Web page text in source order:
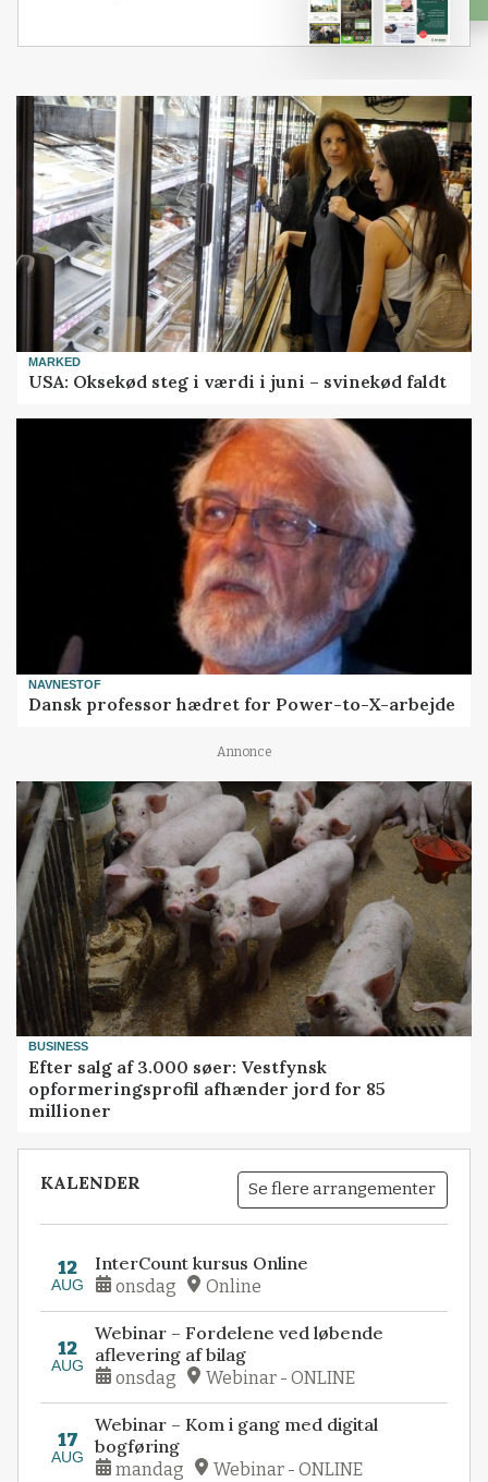
MARKED
USA: Oksekød steg i værdi i juni – svinekød faldt
NAVNESTOF
Dansk professor hædret for Power-to-X-arbejde
Annonce
BUSINESS
Efter salg af 3.000 søer: Vestfynsk
opformeringsprofil afhænder jord for 85
millioner
KALENDER Se flere arrangementer
12
AUG
InterCount kursus Online
onsdag Online
12
AUG
Webinar – Fordelene ved løbende
aflevering af bilag
onsdag Webinar - ONLINE
17
AUG
Webinar – Kom i gang med digital
bogføring
mandag Webinar - ONLINE